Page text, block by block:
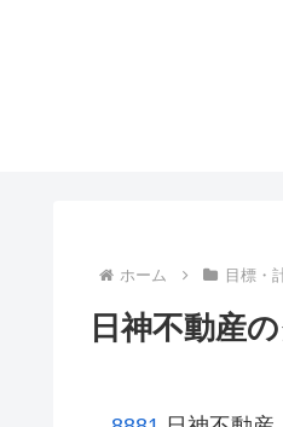
ホーム 目標・
日神不動産